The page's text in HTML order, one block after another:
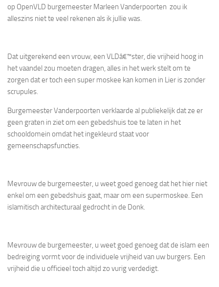
op OpenVLD burgemeester Marleen Vanderpoorten zou ik
alleszins niet te veel rekenen als ik jullie was.
Dat uitgerekend een vrouw, een VLDâ€™ster, die vrijheid hoog in
het vaandel zou moeten dragen, alles in het werk stelt om te
zorgen dat er toch een super moskee kan komen in Lier is zonder
scrupules.
Burgemeester Vanderpoorten verklaarde al publiekelijk dat ze er
geen graten in ziet om een gebedshuis toe te laten in het
schooldomein omdat het ingekleurd staat voor
gemeenschapsfuncties.
Mevrouw de burgemeester, u weet goed genoeg dat het hier niet
enkel om een gebedshuis gaat, maar om een supermoskee. Een
islamitisch architecturaal gedrocht in de Donk.
Mevrouw de burgemeester, u weet goed genoeg dat de islam een
bedreiging vormt voor de individuele vrijheid van uw burgers. Een
vrijheid die u officieel toch altijd zo vurig verdedigt.